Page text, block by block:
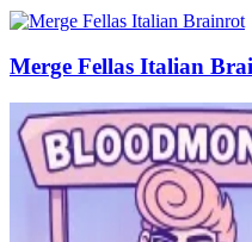
Merge Fellas Italian